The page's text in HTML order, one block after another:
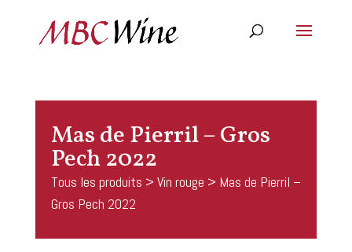
Mas de Pierril – Gros
Pech 2022
Tous les produits > Vin rouge > Mas de Pierril –
Gros Pech 2022